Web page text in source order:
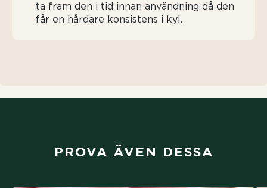
ta fram den i tid innan användning då den
får en hårdare konsistens i kyl.
PROVA ÄVEN DESSA